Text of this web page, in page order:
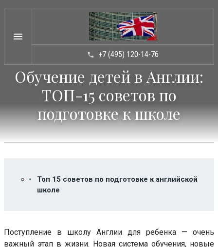
menu
ТИПЫ ШКОЛarrow_drop_down
КАТАЛОГ ШКОЛarrow_drop_down
УСЛУГИarrow_drop_down
НОВОСТИ
КОНТАКТЫ
phone +7 (495) 120-14-76
Обучение детей в Англии:
ТОП-15 советов по
подготовке к школе
Топ 15 советов по подготовке к английской
школе
Поступление в школу Англии для ребенка — очень
важный этап в жизни. Новая система обучения, новые